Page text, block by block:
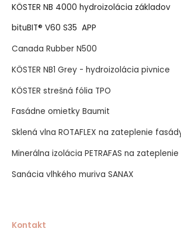
KÖSTER NB 4000 hydroizolácia základov
bituBIT® V60 S35 APP
Canada Rubber N500
KÖSTER NB1 Grey - hydroizolácia pivnice
KÖSTER strešná fólia TPO
Fasádne omietky Baumit
Sklená vlna ROTAFLEX na zateplenie
Minerálna izolácia PETRAFAS na
Sanácia vlhkého muriva SANAX
Kontakt